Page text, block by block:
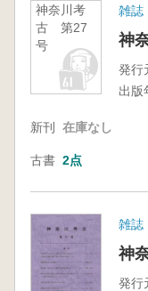
神奈川考
古 第27
号
雑誌
神
発行
出版
新刊 在庫なし
古書 2点
雑誌
神
発行